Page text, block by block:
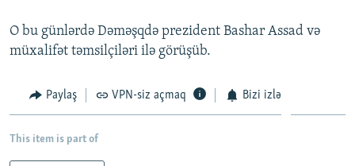
O bu günlərdə Dəməşqdə prezident Bashar Assad və
müxalifət təmsilçiləri ilə görüşüb.
Paylaş VPN-siz açmaq Bizi izlə
This item is part of